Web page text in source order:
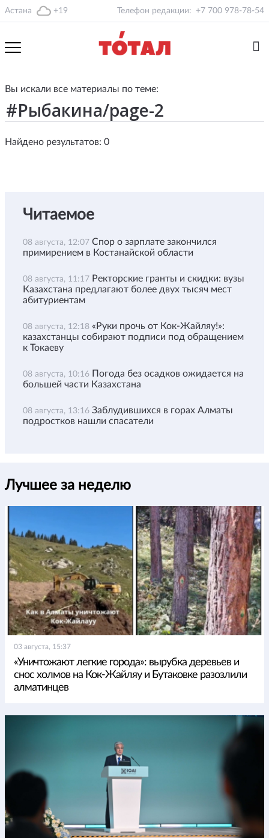
Астана +19 Телефон редакции: +7 700 978-78-54
Вы искали все материалы по теме:
Найдено результатов: 0
Читаемое
08 августа, 12:07 Спор о зарплате закончился
примирением в Костанайской области
08 августа, 11:17 Ректорские гранты и скидки: вузы
Казахстана предлагают более двух тысяч мест
абитуриентам
08 августа, 12:18 «Руки прочь от Кок-Жайляу!»:
казахстанцы собирают подписи под обращением
к Токаеву
08 августа, 10:16 Погода без осадков ожидается на
большей части Казахстана
08 августа, 13:16 Заблудившихся в горах Алматы
подростков нашли спасатели
Лучшее за неделю
03 августа, 15:37
«Уничтожают легкие города»: вырубка деревьев и
снос холмов на Кок-Жайляу и Бутаковке разозлили
алматинцев